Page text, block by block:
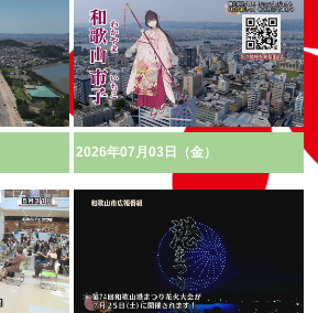
2026年07月03日（金）